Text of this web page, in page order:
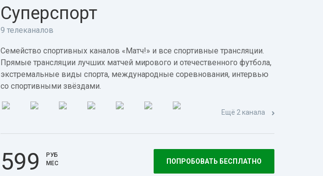
Суперспорт
9 телеканалов
Семейство спортивных каналов «Матч!» и все спортивные трансляции.
Прямые трансляции лучших матчей мирового и отечественного футбола,
экстремальные виды спорта, международные соревнования, интервью
со спортивными звёздами.
Ещё 2 канала
599
РУБ
МЕС
ПОПРОБОВАТЬ БЕСПЛАТНО